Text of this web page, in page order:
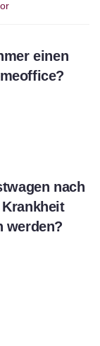
einen
nach
werden?